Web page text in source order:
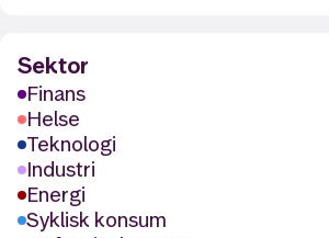
Sektor
Finans
Helse
Teknologi
Industri
Energi
Syklisk konsum